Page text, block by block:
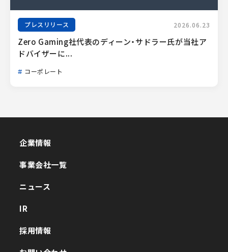
プレスリリース 2026.06.23
Zero Gaming社代表のディーン・サドラー氏が当社ア
ドバイザーに...
コーポレート
企業情報
事業会社一覧
ニュース
IR
採用情報